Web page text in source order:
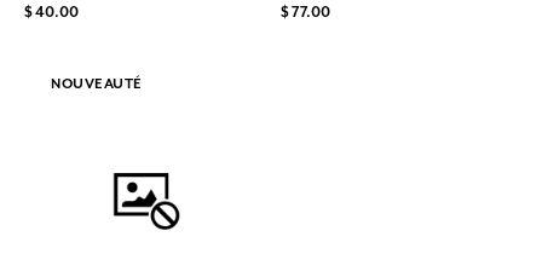
$ 40.00 $ 77.00
NOUVEAUTÉ